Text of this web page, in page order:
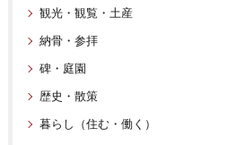
観光・観覧・土産
納骨・参拝
碑・庭園
歴史・散策
暮らし（住む・働く）